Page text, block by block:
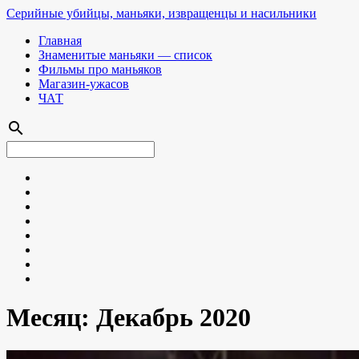
Серийные убийцы, маньяки, извращенцы и насильники
Главная
Знаменитые маньяки — список
Фильмы про маньяков
Магазин-ужасов
ЧАТ
search
Месяц: Декабрь 2020